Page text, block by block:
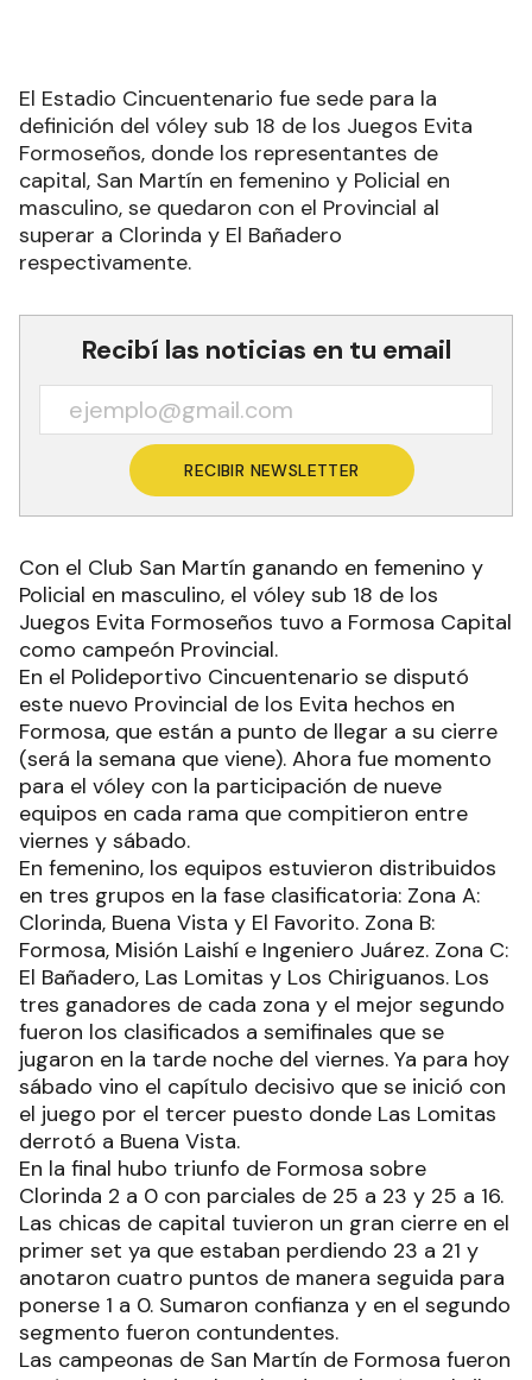
El Estadio Cincuentenario fue sede para la
definición del vóley sub 18 de los Juegos Evita
Formoseños, donde los representantes de
capital, San Martín en femenino y Policial en
masculino, se quedaron con el Provincial al
superar a Clorinda y El Bañadero
respectivamente.
Recibí las noticias en tu email
RECIBIR NEWSLETTER
Con el Club San Martín ganando en femenino y
Policial en masculino, el vóley sub 18 de los
Juegos Evita Formoseños tuvo a Formosa Capital
como campeón Provincial.
En el Polideportivo Cincuentenario se disputó
este nuevo Provincial de los Evita hechos en
Formosa, que están a punto de llegar a su cierre
(será la semana que viene). Ahora fue momento
para el vóley con la participación de nueve
equipos en cada rama que compitieron entre
viernes y sábado.
En femenino, los equipos estuvieron distribuidos
en tres grupos en la fase clasificatoria: Zona A:
Clorinda, Buena Vista y El Favorito. Zona B:
Formosa, Misión Laishí e Ingeniero Juárez. Zona C:
El Bañadero, Las Lomitas y Los Chiriguanos. Los
tres ganadores de cada zona y el mejor segundo
fueron los clasificados a semifinales que se
jugaron en la tarde noche del viernes. Ya para hoy
sábado vino el capítulo decisivo que se inició con
el juego por el tercer puesto donde Las Lomitas
derrotó a Buena Vista.
En la final hubo triunfo de Formosa sobre
Clorinda 2 a 0 con parciales de 25 a 23 y 25 a 16.
Las chicas de capital tuvieron un gran cierre en el
primer set ya que estaban perdiendo 23 a 21 y
anotaron cuatro puntos de manera seguida para
ponerse 1 a 0. Sumaron confianza y en el segundo
segmento fueron contundentes.
Las campeonas de San Martín de Formosa fueron